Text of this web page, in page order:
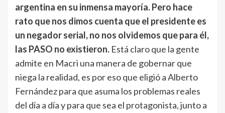
argentina en su inmensa mayoría. Pero hace
rato que nos dimos cuenta que el presidente es
un negador serial, no nos olvidemos que para él,
las PASO no existieron. Está claro que la gente
admite en Macri una manera de gobernar que
niega la realidad, es por eso que eligió a Alberto
Fernández para que asuma los problemas reales
del día a día y para que sea el protagonista, junto a